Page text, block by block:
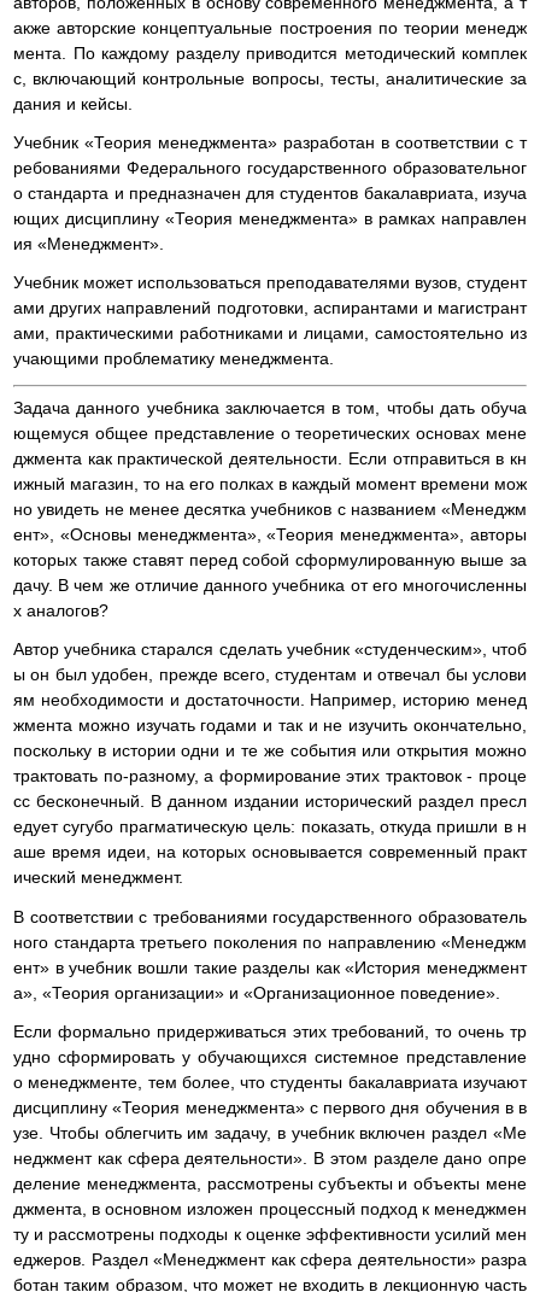
акже авторские концептуальные построения по теории менедж
мента. По каждому разделу приводится методический комплек
с, включающий контрольные вопросы, тесты, аналитические за
дания и кейсы.
Учебник «Теория менеджмента» разработан в соответствии с т
ребованиями Федерального государственного образовательног
о стандарта и предназначен для студентов бакалавриата, изуча
ющих дисциплину «Теория менеджмента» в рамках направлен
ия «Менеджмент».
Учебник может использоваться преподавателями вузов, студент
ами других направлений подготовки, аспирантами и магистрант
ами, практическими работниками и лицами, самостоятельно из
учающими проблематику менеджмента.
Задача данного учебника заключается в том, чтобы дать обуча
ющемуся общее представление о теоретических основах мене
джмента как практической деятельности. Если отправиться в кн
ижный магазин, то на его полках в каждый момент времени мож
но увидеть не менее десятка учебников с названием «Менеджм
ент», «Основы менеджмента», «Теория менеджмента», авторы
которых также ставят перед собой сформулированную выше за
дачу. В чем же отличие данного учебника от его многочисленны
х аналогов?
Автор учебника старался сделать учебник «студенческим», чтоб
ы он был удобен, прежде всего, студентам и отвечал бы услови
ям необходимости и достаточности. Например, историю менед
жмента можно изучать годами и так и не изучить окончательно,
поскольку в истории одни и те же события или открытия можно
трактовать по-разному, а формирование этих трактовок - проце
сс бесконечный. В данном издании исторический раздел пресл
едует сугубо прагматическую цель: показать, откуда пришли в н
аше время идеи, на которых основывается современный практ
ический менеджмент.
В соответствии с требованиями государственного образователь
ного стандарта третьего поколения по направлению «Менеджм
ент» в учебник вошли такие разделы как «История менеджмент
а», «Теория организации» и «Организационное поведение».
Если формально придерживаться этих требований, то очень тр
удно сформировать у обучающихся системное представление
о менеджменте, тем более, что студенты бакалавриата изучают
дисциплину «Теория менеджмента» с первого дня обучения в в
узе. Чтобы облегчить им задачу, в учебник включен раздел «Ме
неджмент как сфера деятельности». В этом разделе дано опре
деление менеджмента, рассмотрены субъекты и объекты мене
джмента, в основном изложен процессный подход к менеджмен
ту и рассмотрены подходы к оценке эффективности усилий мен
еджеров. Раздел «Менеджмент как сфера деятельности» разра
ботан таким образом, что может не входить в лекционную часть